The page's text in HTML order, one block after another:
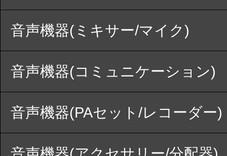
音声機器(ミキサー/マイク)
音声機器(コミュニケーション)
音声機器(PAセット/レコーダー)